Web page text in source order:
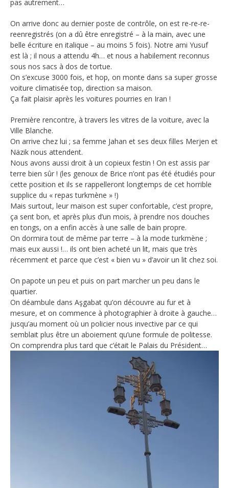
pas autrement…
On arrive donc au dernier poste de contrôle, on est re-re-re-
reenregistrés (on a dû être enregistré – à la main, avec une
belle écriture en italique – au moins 5 fois). Notre ami Yusuf
est là ; il nous a attendu 4h… et nous a habilement reconnus
sous nos sacs à dos de tortue.
On s’excuse 3000 fois, et hop, on monte dans sa super grosse
voiture climatisée top, direction sa maison.
Ça fait plaisir après les voitures pourries en Iran !
Première rencontre, à travers les vitres de la voiture, avec la
Ville Blanche.
On arrive chez lui ; sa femme Jahan et ses deux filles Merjen et
Näzik nous attendent.
Nous avons aussi droit à un copieux festin ! On est assis par
terre bien sûr ! (les genoux de Brice n’ont pas été étudiés pour
cette position et ils se rappelleront longtemps de cet horrible
supplice du « repas turkmène » !)
Mais surtout, leur maison est super confortable, c’est propre,
ça sent bon, et après plus d’un mois, à prendre nos douches
en tongs, on a enfin accès à une salle de bain propre.
On dormira tout de même par terre – à la mode turkmène ;
mais eux aussi !… ils ont bien acheté un lit, mais que très
récemment et parce que c’est « bien vu » d’avoir un lit chez soi.
On papote un peu et puis on part marcher un peu dans le
quartier.
On déambule dans Aşgabat qu’on découvre au fur et à
mesure, et on commence à photographier à droite à gauche…
jusqu’au moment où un policier nous invective par ce qui
semblait plus être un aboiement qu’une formule de politesse.
On comprendra plus tard que c’était le Palais du Président…